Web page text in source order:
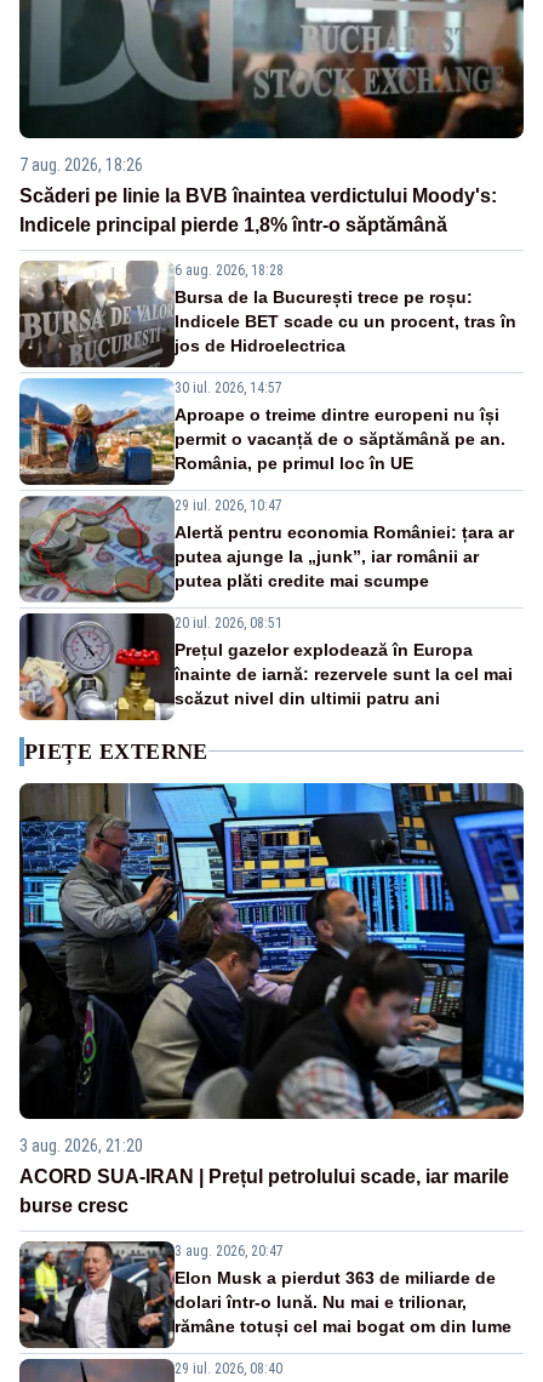
7 aug. 2026, 18:26
Scăderi pe linie la BVB înaintea verdictului Moody's:
Indicele principal pierde 1,8% într-o săptămână
6 aug. 2026, 18:28
Bursa de la București trece pe roșu:
Indicele BET scade cu un procent, tras în
jos de Hidroelectrica
30 iul. 2026, 14:57
Aproape o treime dintre europeni nu își
permit o vacanță de o săptămână pe an.
România, pe primul loc în UE
29 iul. 2026, 10:47
Alertă pentru economia României: țara ar
putea ajunge la „junk”, iar românii ar
putea plăti credite mai scumpe
20 iul. 2026, 08:51
Prețul gazelor explodează în Europa
înainte de iarnă: rezervele sunt la cel mai
scăzut nivel din ultimii patru ani
PIEȚE EXTERNE
3 aug. 2026, 21:20
ACORD SUA-IRAN | Prețul petrolului scade, iar marile
burse cresc
3 aug. 2026, 20:47
Elon Musk a pierdut 363 de miliarde de
dolari într-o lună. Nu mai e trilionar,
rămâne totuși cel mai bogat om din lume
29 iul. 2026, 08:40